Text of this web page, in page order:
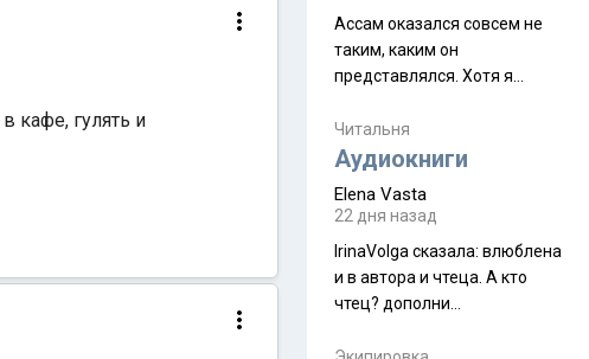
кафе, гулять и
Ассам оказался совсем не
таким, каким он
представлялся. Хотя я
краешек, но все же схватила
ауру штата, как-то он меня
природа, мягкие
такая как бы переходная
ступень между привычной
нам Индией и остальными
Читальня
Аудиокниги
Elena Vasta
22 дня назад
IrinaVolga сказалa: влюблена
и в автора и чтеца. А кто
чтец? дополни